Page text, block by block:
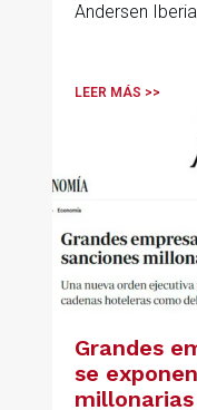
Andersen
entidades
gestionar con
sus
LEER MÁS >>
Grandes
se